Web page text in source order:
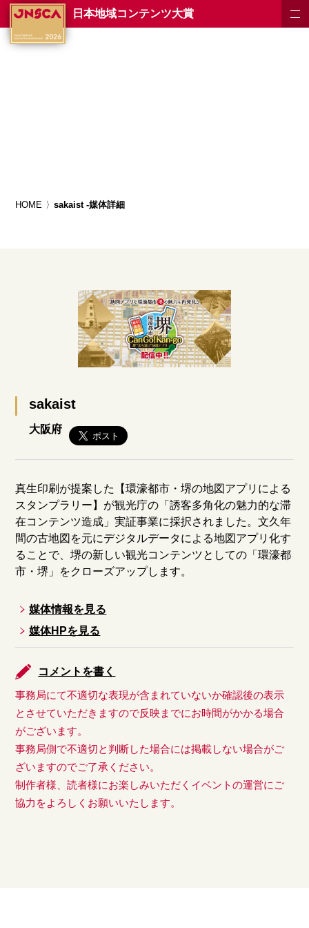
日本地域コンテンツ大賞
HOME sakaist -媒体詳細
sakaist
大阪府
真生印刷が提案した【環濠都市・堺の地図アプリによる
スタンプラリー】が観光庁の「誘客多角化の魅力的な滞
在コンテンツ造成」実証事業に採択されました。文久年
間の古地図を元にデジタルデータによる地図アプリ化す
ることで、堺の新しい観光コンテンツとしての「環濠都
市・堺」をクローズアップします。
媒体情報を見る
媒体HPを見る
コメントを書く
事務局にて不適切な表現が含まれていないか確認後の表示
とさせていただきますので反映までにお時間がかかる場合
がございます。
事務局側で不適切と判断した場合には掲載しない場合がご
ざいますのでご了承ください。
制作者様、読者様にお楽しみいただくイベントの運営にご
協力をよろしくお願いいたします。